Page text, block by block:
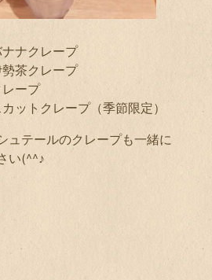
ナクレープ
茶クレープ
ープ
ットクレープ（季節限定）
ュテールのクレープも一緒に
い(^^♪